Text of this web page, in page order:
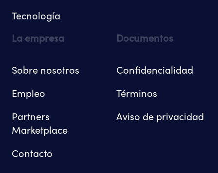
Tecnología
La empresa
Sobre nosotros
Empleo
Partners
Marketplace
Contacto
Documentos
Confidencialidad
Términos
Aviso de privacidad